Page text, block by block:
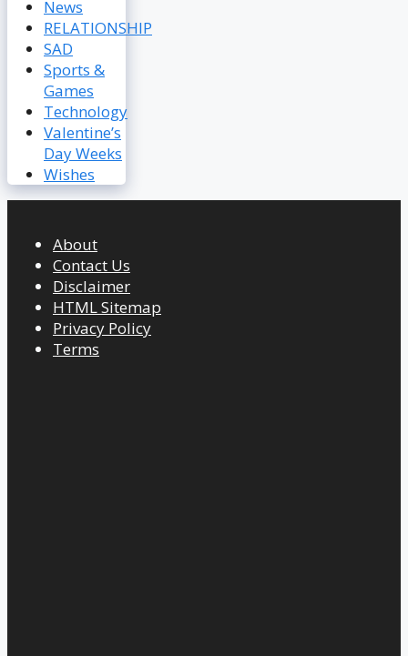
News
RELATIONSHIP
SAD
Sports &
Games
Technology
Valentine’s
Day Weeks
Wishes
About
Contact Us
Disclaimer
HTML Sitemap
Privacy Policy
Terms